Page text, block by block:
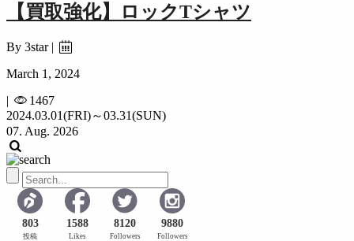
【買取強化】ロックTシャツ
By 3star |
March 1, 2024
|
1467
2024.03.01(FRI)～03.31(SUN)
07. Aug. 2026
803
投稿
1588
Likes
8120
Followers
9880
Followers